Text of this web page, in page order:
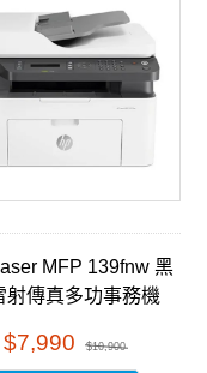
MFP 139fnw 黑
射傳真多功事務機
$7,990 $10,900